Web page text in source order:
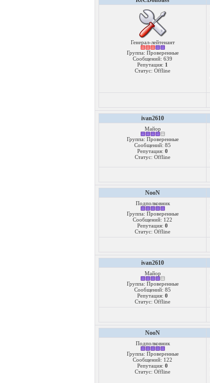
Генерал-лейтенант
Группа: Проверенные
Сообщений: 639
Репутация: 1
Статус: Offline
ivan2610
Майор
Группа: Проверенные
Сообщений: 85
Репутация: 0
Статус: Offline
NooN
Подполковник
Группа: Проверенные
Сообщений: 122
Репутация: 0
Статус: Offline
ivan2610
Майор
Группа: Проверенные
Сообщений: 85
Репутация: 0
Статус: Offline
NooN
Подполковник
Группа: Проверенные
Сообщений: 122
Репутация: 0
Статус: Offline